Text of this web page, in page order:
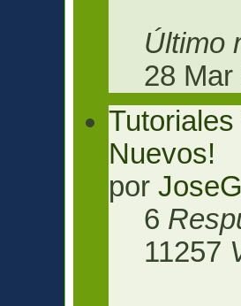
Último
28 Mar
Nuevos!
por
6
11257